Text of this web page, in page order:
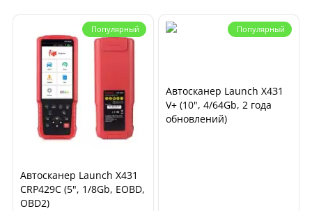
Популярный
Автосканер Launch X431
CRP429C (5", 1/8Gb, EOBD,
OBD2)
Популярный
Автосканер Launch X4З1
V+ (10", 4/64Gb, 2 года
обновлений)